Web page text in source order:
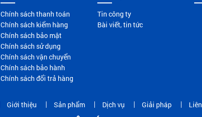
Chính sách thanh toán
Chính sách kiểm hàng
Chính sách bảo mật
Chính sách sử dụng
Chính sách vận chuyển
Chính sách bảo hành
Chính sách đổi trả hàng
Tin công ty
Bài viết, tin tức
Giới thiệu Sản phẩm Dịch vụ Giải pháp